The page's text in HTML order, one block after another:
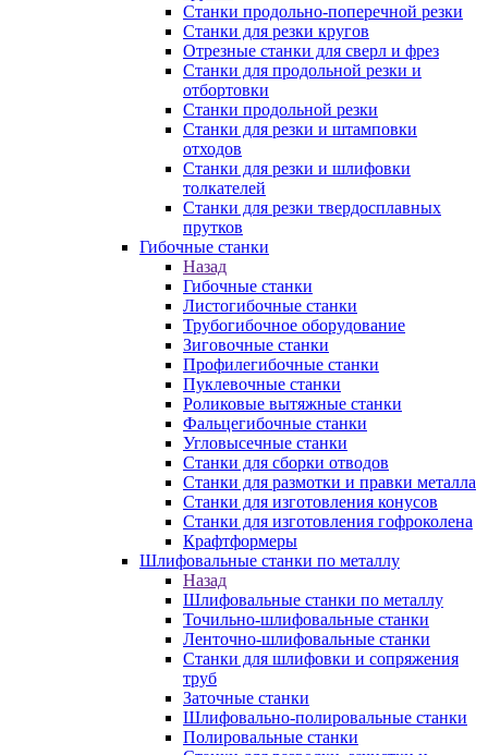
Станки продольно-поперечной резки
Станки для резки кругов
Отрезные станки для сверл и фрез
Станки для продольной резки и
отбортовки
Станки продольной резки
Станки для резки и штамповки
отходов
Станки для резки и шлифовки
толкателей
Станки для резки твердосплавных
прутков
Гибочные станки
Назад
Гибочные станки
Листогибочные станки
Трубогибочное оборудование
Зиговочные станки
Профилегибочные станки
Пуклевочные станки
Роликовые вытяжные станки
Фальцегибочные станки
Угловысечные станки
Станки для сборки отводов
Станки для размотки и правки металла
Станки для изготовления конусов
Станки для изготовления гофроколена
Крафтформеры
Шлифовальные станки по металлу
Назад
Шлифовальные станки по металлу
Точильно-шлифовальные станки
Ленточно-шлифовальные станки
Станки для шлифовки и сопряжения
труб
Заточные станки
Шлифовально-полировальные станки
Полировальные станки